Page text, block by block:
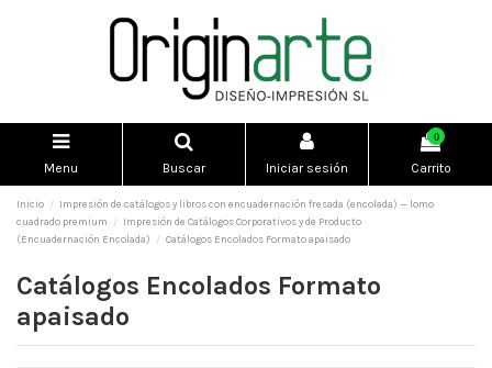
Menu Buscar Iniciar sesión
0
Carrito
Inicio
Impresión de catálogos y libros con encuadernación fresada (encolada) — lomo
cuadrado premium
Impresión de Catálogos Corporativos y de Producto
(Encuadernación Encolada)
Catálogos Encolados Formato apaisado
Catálogos Encolados Formato
apaisado